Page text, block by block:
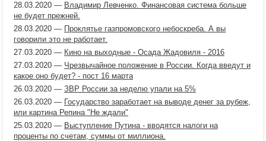
28.03.2020 — Владимир Левченко. Финансовая система больше
не будет прежней.
28.03.2020 — Проклятье газпромовского небоскреба. А вы
говорили это не работает.
27.03.2020 — Кино на выходные - Осада Жадовиля - 2016
27.03.2020 — Чрезвычайное положение в России. Когда введут и
какое оно будет? - пост 16 марта
26.03.2020 — ЗВР России за неделю упали на 5%
26.03.2020 — Государство заработает на выводе денег за рубеж,
или картина Репина "Не ждали"
25.03.2020 — Выступление Путина - вводятся налоги на
проценты по счетам, суммы от миллиона.